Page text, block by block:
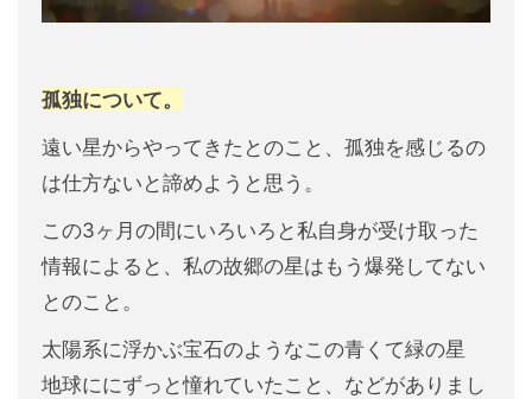
孤独について。
遠い星からやってきたとのこと、孤独を感じるの
は仕方ないと諦めようと思う。
この3ヶ月の間にいろいろと私自身が受け取った
情報によると、私の故郷の星はもう爆発してない
とのこと。
太陽系に浮かぶ宝石のようなこの青くて緑の星
地球ににずっと憧れていたこと、などがありまし